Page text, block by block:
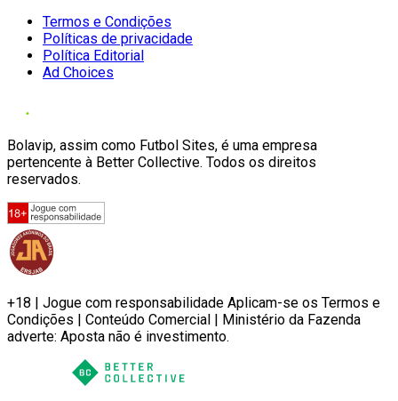
Termos e Condições
Políticas de privacidade
Política Editorial
Ad Choices
Bolavip, assim como Futbol Sites, é uma empresa
pertencente à Better Collective. Todos os direitos
reservados.
+18 | Jogue com responsabilidade Aplicam-se os Termos e
Condições | Conteúdo Comercial | Ministério da Fazenda
adverte: Aposta não é investimento.